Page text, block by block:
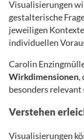
Visualisierungen
gestalterische
jeweiligen
individuellen
Carolin
Wirkdimensionen,
besonders relevant
Verstehen
Visualisierungen